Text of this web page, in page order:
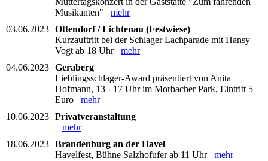
Musikanten" mehr
03.06.2023 Ottendorf / Lichtenau (Festwiese)
Kurzauftritt bei der Schlager Lachparade mit Hansy
Vogt ab 18 Uhr mehr
04.06.2023 Geraberg
Lieblingsschlager-Award präsentiert von Anita
Hofmann, 13 - 17 Uhr im Morbacher Park, Eintritt 5
Euro mehr
10.06.2023 Privatveranstaltung
mehr
18.06.2023 Brandenburg an der Havel
Havelfest, Bühne Salzhofufer ab 11 Uhr mehr